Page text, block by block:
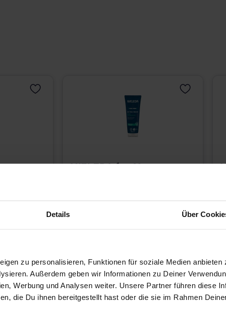
Details Über
zu personalisieren, Funktionen für soziale Medien anbieten
Außerdem geben wir Informationen zu Deiner
Werbung und Analysen weiter. Unsere Partner führen diese
die Du ihnen bereitgestellt hast oder die sie im Rahmen
WELEDA for Men